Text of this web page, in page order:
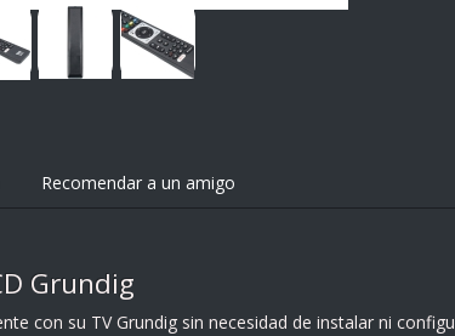
Recomendar a un amigo
Grundig
con su TV Grundig sin necesidad de instalar ni